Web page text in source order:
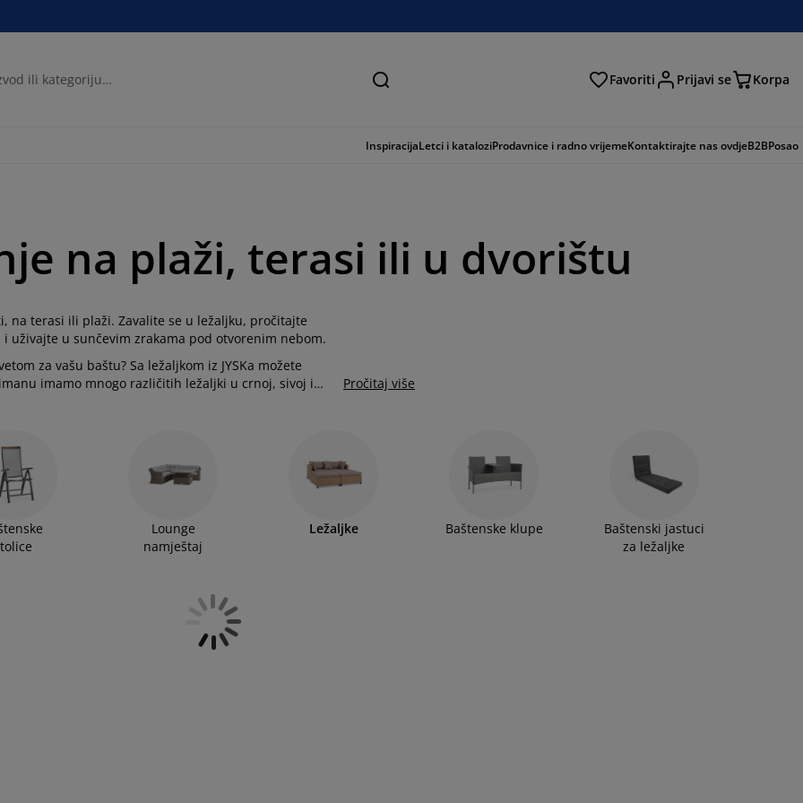
Traži Favoriti Prijavi se Korpa
InspiracijaLetci i kataloziProdavnice i radno vrijemeKontaktirajte nas ovdjeB2BPosao
na plaži, terasi ili u dvorištu
na terasi ili plaži. Zavalite se u ležaljku, pročitajte
u sunčevim zrakama pod otvorenim nebom.
za vašu baštu? Sa ležaljkom iz JYSKa možete
imamo mnogo različitih ležaljki u crnoj, sivoj i
sve vremenske uslove i stoga ih možete ostaviti
Pročitaj više
Lounge
namještaj
Ležaljke Baštenske klupe
Baštenski jastuci
za ležaljke